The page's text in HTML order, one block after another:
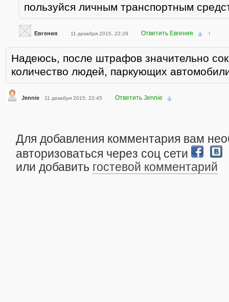
пользуйся личным транспортным
Евгения 11 декабря 2015, 22:29 Ответить Евгения ↑
Надеюсь, после штрафов значительно
количество людей, паркующих
Jennie 11 декабря 2015, 22:45 Ответить Jennie
Для добавления комментария вам
авторизоваться через соц сети
или добавить гостевой комментарий